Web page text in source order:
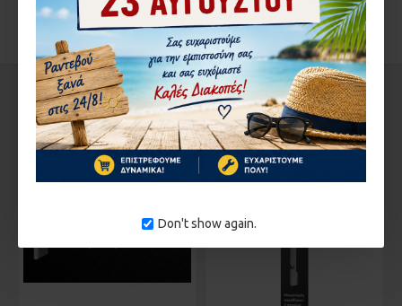
Don't show again.
ΕΤΙΚΈΤΕΣ: INTERBLOCK EVO
ΑΠΌ ΤΟΝ ΊΔΙΟ ΚΑΤΑΣΚΕΥΑΣΤΉ ΣΤΗΝ ΄ΙΔΙΑ ΚΑΤΗΓΟΡΊΑ